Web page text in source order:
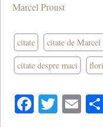
Marcel Proust
citate citate de Marcel
citate despre maci flori